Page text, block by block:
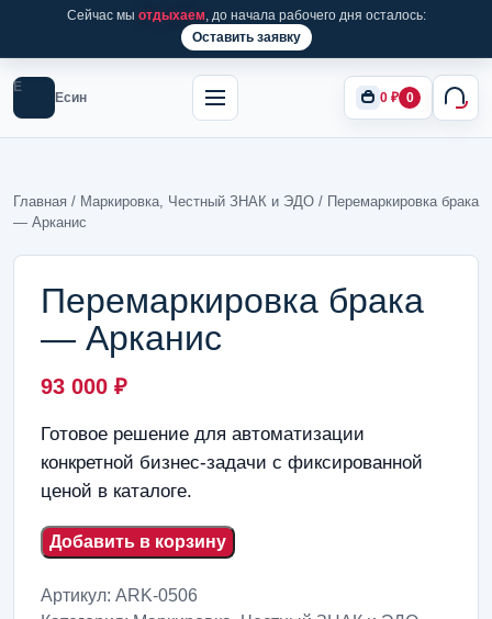
Сейчас мы отдыхаем, до начала рабочего дня осталось:
Оставить заявку
Е
Есин 0 ₽ 0
Главная / Маркировка, Честный ЗНАК и ЭДО / Перемаркировка брака
— Арканис
Перемаркировка брака
— Арканис
93 000 ₽
Готовое решение для автоматизации
конкретной бизнес-задачи с фиксированной
ценой в каталоге.
Добавить в корзину
Артикул: ARK-0506